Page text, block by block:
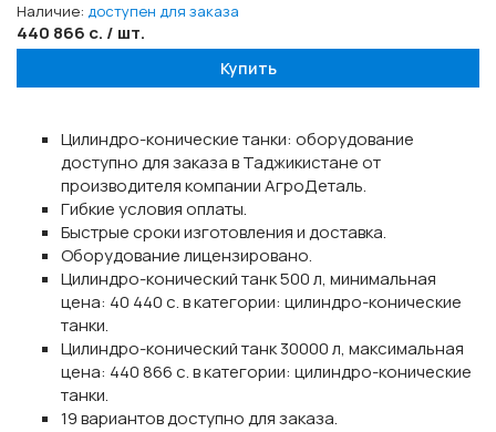
Наличие: доступен для заказа
440 866 с. / шт.
Купить
Цилиндро-конические танки: оборудование
доступно для заказа в Таджикистане от
производителя компании АгроДеталь.
Гибкие условия оплаты.
Быстрые сроки изготовления и доставка.
Оборудование лицензировано.
Цилиндро-конический танк 500 л, минимальная
цена: 40 440 с. в категории: цилиндро-конические
танки.
Цилиндро-конический танк 30000 л, максимальная
цена: 440 866 с. в категории: цилиндро-конические
танки.
19 вариантов доступно для заказа.